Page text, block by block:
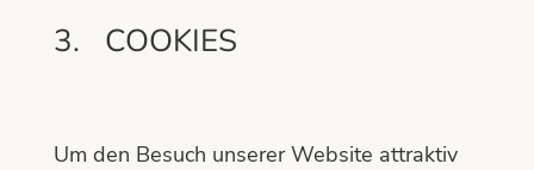
3. COOKIES
Um den Besuch unserer Website attraktiv